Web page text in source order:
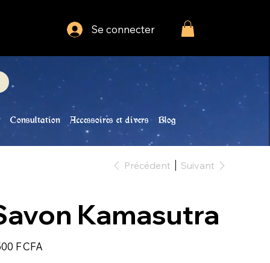
Se connecter
Précédent Suivant
Kamasutra
F CFA
Consultation Accessoires et divers Blog